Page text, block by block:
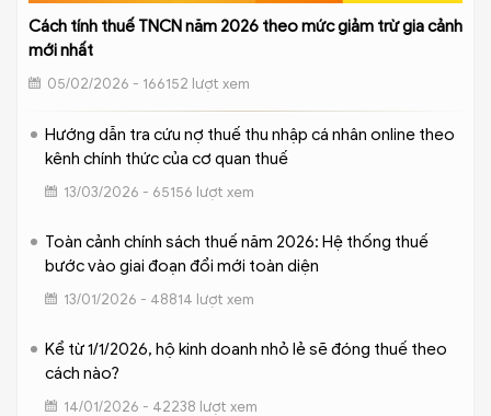
Cách tính thuế TNCN năm 2026 theo mức giảm trừ gia cảnh
mới nhất
05/02/2026 - 166152 lượt xem
Hướng dẫn tra cứu nợ thuế thu nhập cá nhân online theo
kênh chính thức của cơ quan thuế
13/03/2026 - 65156 lượt xem
Toàn cảnh chính sách thuế năm 2026: Hệ thống thuế
bước vào giai đoạn đổi mới toàn diện
13/01/2026 - 48814 lượt xem
Kể từ 1/1/2026, hộ kinh doanh nhỏ lẻ sẽ đóng thuế theo
cách nào?
14/01/2026 - 42238 lượt xem